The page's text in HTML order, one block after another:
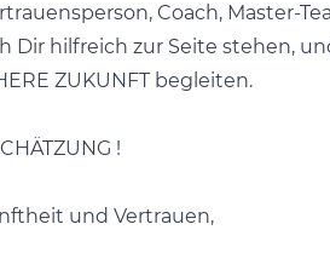
Coach, Master-
Dir hilfreich zur Seite stehen,
ZUKUNFT begleiten.
!
und Vertrauen,